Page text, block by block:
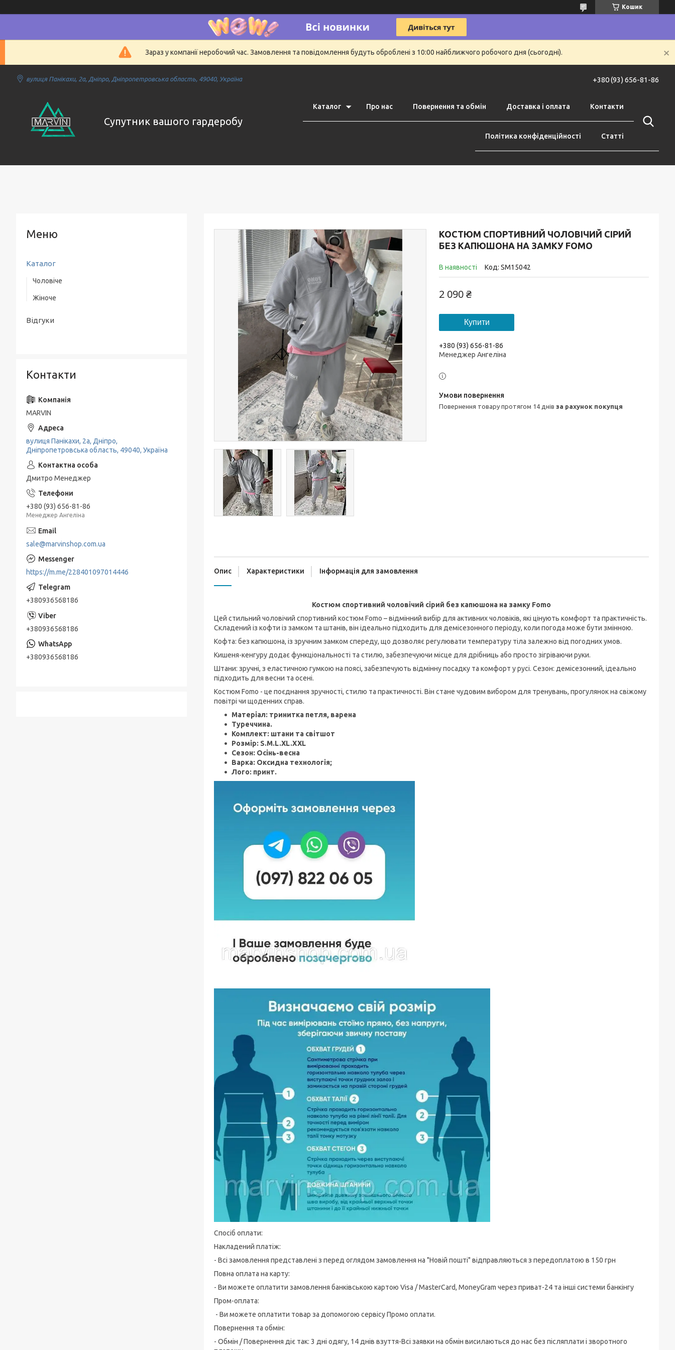
Кошик
Зараз у компанії неробочий час. Замовлення та повідомлення будуть оброблені з 10:00 найближчого робочого дня (сьогодні).
вулиця Панікахи, 2а, Дніпро, Дніпропетровська область, 49040, Україна +380 (93) 656-81-86
Супутник вашого гардеробу
Каталог Про нас Повернення та обмін Доставка і оплата Контакти
Політика конфіденційності Статті
КОСТЮМ СПОРТИВНИЙ ЧОЛОВІЧИЙ СІРИЙ
БЕЗ КАПЮШОНА НА ЗАМКУ FOMO
В наявності Код: SM15042
2 090 ₴
Купити
+380 (93) 656-81-86
Менеджер Ангеліна
повернення товару протягом 14 днів за рахунок покупця
Опис Характеристики Інформація для замовлення
Костюм спортивний чоловічий сірий без капюшона на замку Fomo
Цей стильний чоловічий спортивний костюм Fomo – відмінний вибір для активних чоловіків, які цінують комфорт та практичність.
Складений із кофти із замком та штанів, він ідеально підходить для демісезонного періоду, коли погода може бути змінною.
Кофта: без капюшона, із зручним замком спереду, що дозволяє регулювати температуру тіла залежно від погодних умов.
Кишеня-кенгуру додає функціональності та стилю, забезпечуючи місце для дрібниць або просто зігріваючи руки.
Штани: зручні, з еластичною гумкою на поясі, забезпечують відмінну посадку та комфорт у русі. Сезон: демісезонний, ідеально
підходить для весни та осені.
Костюм Fomo - це поєднання зручності, стилю та практичності. Він стане чудовим вибором для тренувань, прогулянок на свіжому
повітрі чи щоденних справ.
Матеріал: тринитка петля, варена
Туреччина.
Комплект: штани та світшот
Розмір: S.M.L.XL.XXL
Сезон: Осінь-весна
Варка: Оксидна технологія;
Лого: принт.
Спосіб оплати:
Накладений платіж:
- Всі замовлення представлені з перед оглядом замовлення на "Новій пошті" відправляються з передоплатою в 150 грн
Повна оплата на карту:
- Ви можете оплатити замовлення банківською картою Visa / MasterCard, MoneyGram через приват-24 та інші системи банкінгу
Пром-оплата:
- Ви можете оплатити товар за допомогою сервісу Промо оплати.
Повернення та обмін:
- Обмін / Повернення діє так: 3 дні одягу, 14 днів взуття-Всі заявки на обмін висилаються до нас без післяплати і зворотного
Каталог
Чоловіче
Верхній одяг
Жіноче
Відгуки
Контакти
MARVIN
вулиця Панікахи, 2а, Дніпро,
Дніпропетровська область, 49040, Україна
Дмитро Менеджер
+380 (93) 656-81-86
Менеджер Ангеліна
sale@marvinshop.com.ua
https://m.me/228401097014446
+380936568186
+380936568186
+380936568186